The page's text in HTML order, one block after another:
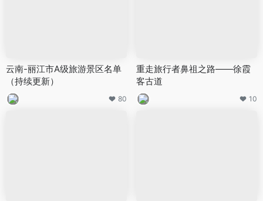
云南-丽江市A级旅游景区名单
（持续更新）
80
重走旅行者鼻祖之路——徐霞
客古道
10